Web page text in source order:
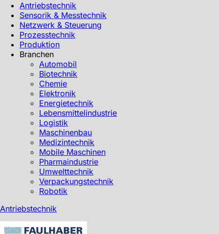
Antriebstechnik
Sensorik & Messtechnik
Netzwerk & Steuerung
Prozesstechnik
Produktion
Branchen
Automobil
Biotechnik
Chemie
Elektronik
Energietechnik
Lebensmittelindustrie
Logistik
Maschinenbau
Medizintechnik
Mobile Maschinen
Pharmaindustrie
Umwelttechnik
Verpackungstechnik
Robotik
Antriebstechnik